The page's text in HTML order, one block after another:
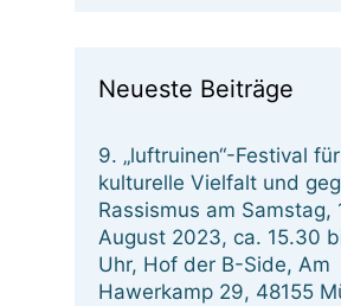
Neueste Beiträge
9. „luftruinen“-Festival für
kulturelle Vielfalt und
Rassismus am Samstag,
August 2023, ca. 15.30
Uhr, Hof der B-Side, Am
Hawerkamp 29, 48155